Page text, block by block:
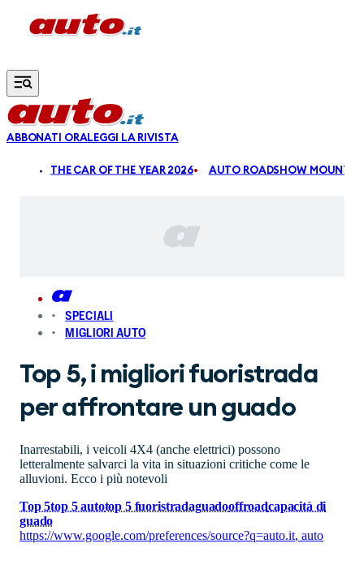
Vai al contenuto principale
ABBONATI ORALEGGI LA RIVISTA
THE CAR OF THE YEAR 2026 AUTO ROADSHOW
SPECIALI
MIGLIORI AUTO
Top 5, i migliori fuoristrada
per affrontare un guado
Inarrestabili, i veicoli 4X4 (anche elettrici) possono
letteralmente salvarci la vita in situazioni critiche come le
alluvioni. Ecco i più notevoli
Top 5top 5 autotop 5 fuoristradaguadooffroadcapacità di
guado
https://www.google.com/preferences/source?q=auto.it, auto